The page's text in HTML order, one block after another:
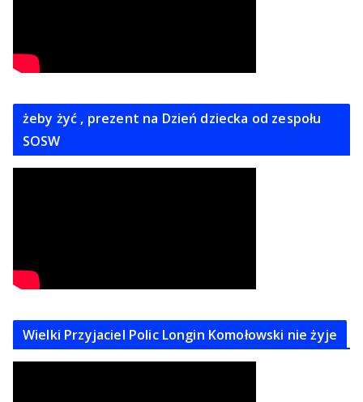
żeby żyć , prezent na Dzień dziecka od zespołu
SOSW
Wielki Przyjaciel Polic Longin Komołowski nie żyje